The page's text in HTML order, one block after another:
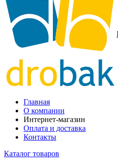
Главная
О компании
Интернет-магазин
Оплата и доставка
Контакты
Каталог товаров